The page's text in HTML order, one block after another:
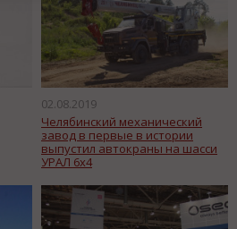
02.08.2019
Челябинский механический
завод в первые в истории
выпустил автокраны на шасси
УРАЛ 6х4